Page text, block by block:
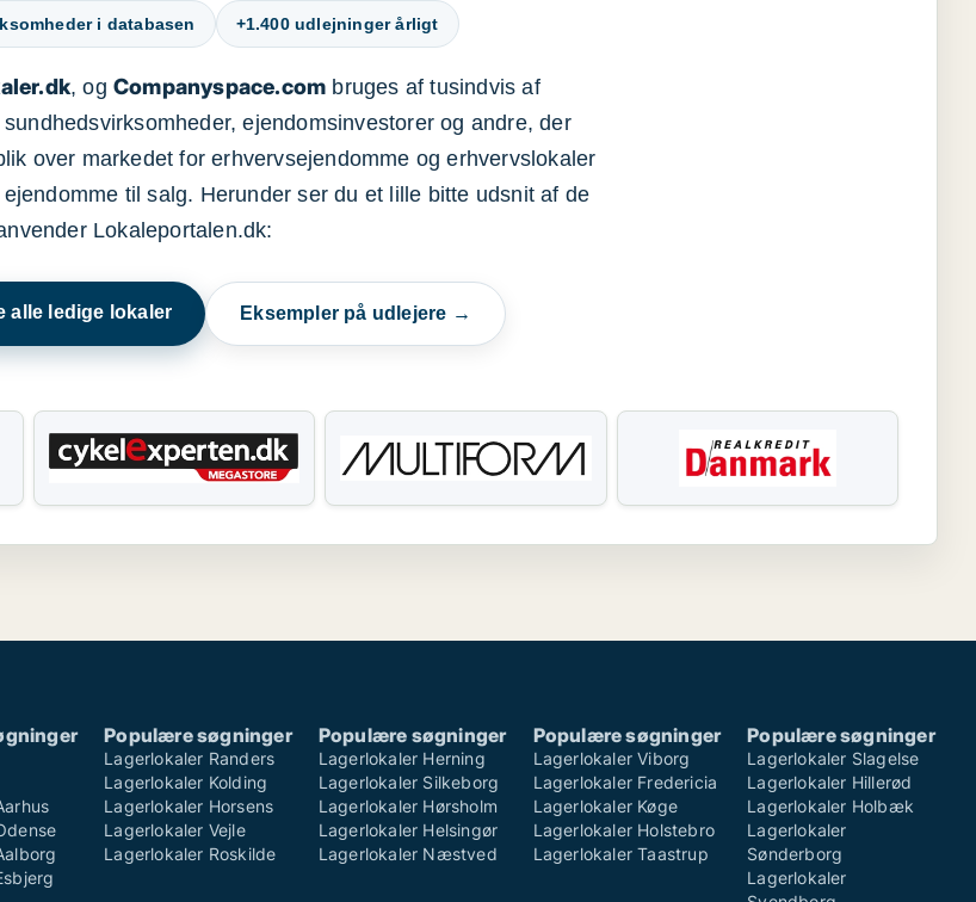
i databasen +1.400 udlejninger årligt
, og Companyspace.com bruges af tusindvis af
ejendomsinvestorer og andre, der
over markedet for erhvervsejendomme og erhvervslokaler
til salg. Herunder ser du et lille bitte udsnit af de
Lokaleportalen.dk:
alle ledige lokaler Eksempler på udlejere →
Populære søgninger
Lagerlokaler Randers
Lagerlokaler Kolding
Lagerlokaler Horsens
Lagerlokaler Vejle
Lagerlokaler Roskilde
Populære søgninger
Lagerlokaler Herning
Lagerlokaler Silkeborg
Lagerlokaler Hørsholm
Lagerlokaler Helsingør
Lagerlokaler Næstved
Populære søgninger
Lagerlokaler Viborg
Lagerlokaler Fredericia
Lagerlokaler Køge
Lagerlokaler Holstebro
Lagerlokaler Taastrup
Populære søgninger
Lagerlokaler Slagelse
Lagerlokaler Hillerød
Lagerlokaler Holbæk
Lagerlokaler
Sønderborg
Lagerlokaler